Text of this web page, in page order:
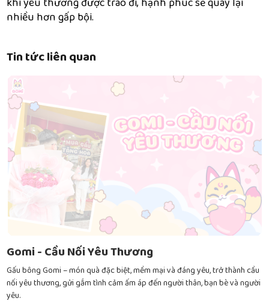
khi yêu thương được trao đi, hạnh phúc sẽ quay lại
nhiều hơn gấp bội.
Tin tức liên quan
Gomi - Cầu Nối Yêu Thương
Gấu bông Gomi – món quà đặc biệt, mềm mại và đáng yêu, trở thành cầu
nối yêu thương, gửi gắm tình cảm ấm áp đến người thân, bạn bè và người
yêu.